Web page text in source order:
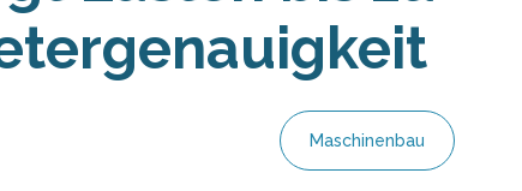
Maschinenbau